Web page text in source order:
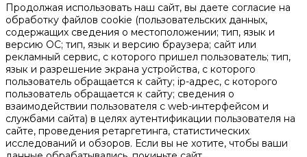
Продолжая использовать наш сайт, вы даете согласие на
обработку файлов cookie (пользовательских данных,
содержащих сведения о местоположении; тип, язык и
версию ОС; тип, язык и версию браузера; сайт или
рекламный сервис, с которого пришел пользователь; тип,
язык и разрешение экрана устройства, с которого
пользователь обращается к сайту; ip-адрес, с которого
пользователь обращается к сайту; сведения о
взаимодействии пользователя с web-интерфейсом и
службами сайта) в целях аутентификации пользователя на
сайте, проведения ретаргетинга, статистических
исследований и обзоров. Если вы не хотите, чтобы ваши